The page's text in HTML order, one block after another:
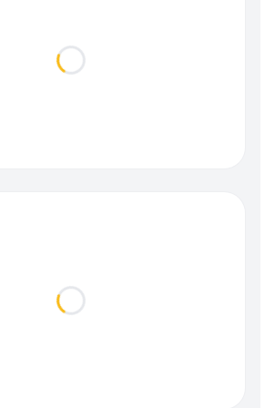
Loading...
Loading...